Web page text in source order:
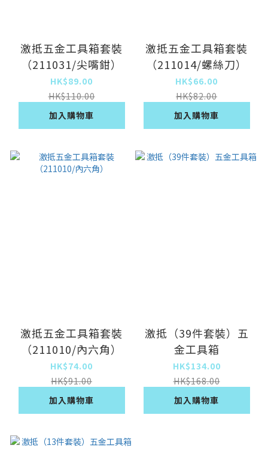
激抵五金工具箱套裝
（211031/尖嘴鉗）
HK$89.00
HK$110.00
加入購物車
激抵五金工具箱套裝
（211014/螺絲刀）
HK$66.00
HK$82.00
加入購物車
激抵五金工具箱套裝
（211010/內六角）
HK$74.00
HK$91.00
加入購物車
激抵（39件套裝）五
金工具箱
HK$134.00
HK$168.00
加入購物車